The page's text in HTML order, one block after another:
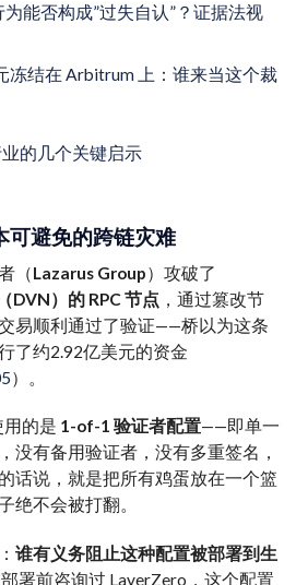
能否构成”过失自认”？证据法视
冻结在 Arbitrum 上：谁来当这个裁
的几个关键启示
可避免的跨链灾难
（Lazarus Group）攻破了
DVN）的 RPC 节点 ，通过篡改节
易顺利通过了验证——桥以为这条
了约2.92亿美元的资金
）。
用的是 1-of-1 验证者配置——即单一
没有备用验证者，没有多重签名，
话说，就是把所有鸡蛋放在一个篮
绝不会被打翻。
谁有义务阻止这种配置被部署到生
署前咨询过 LayerZero，这个配置